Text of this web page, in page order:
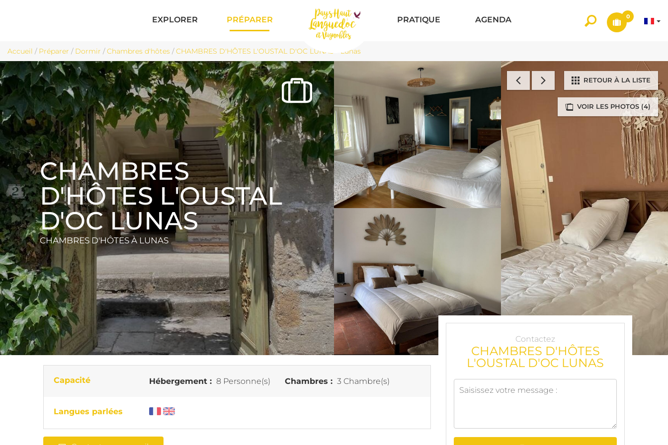
EXPLORER PRÉPARER PRATIQUE AGENDA 0
Accueil / Préparer / Dormir /Chambres d'hôtes /CHAMBRES D'HÔTES L'OUSTAL D'OC LUNAS - Lunas
VOIR LES PHOTOS (4)
RETOUR À LA LISTE
CHAMBRES
D'HÔTES L'OUSTAL
D'OC LUNAS
CHAMBRES D'HÔTESÀ LUNAS
Capacité Hébergement : 8 Personne(s) Chambres : 3 Chambre(s)
Langues parlées
Contactez
CHAMBRES D'HÔTES
L'OUSTAL D'OC LUNAS